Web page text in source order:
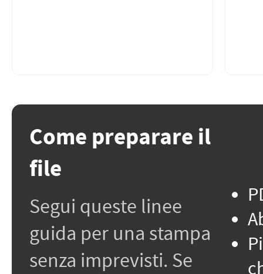
Come preparare il
file
Segui queste linee
guida per una stampa
senza imprevisti. Se